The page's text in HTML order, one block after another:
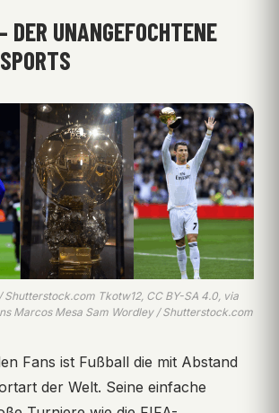
UNANGEFOCHTENE K
Shutterstock.com Tkotw12, CC BY-SA 4.0, via
Marcos Mesa Sam Wordley / Shutterstock.com
Fans ist Fußball die mit Abstand
der Welt. Seine einfache